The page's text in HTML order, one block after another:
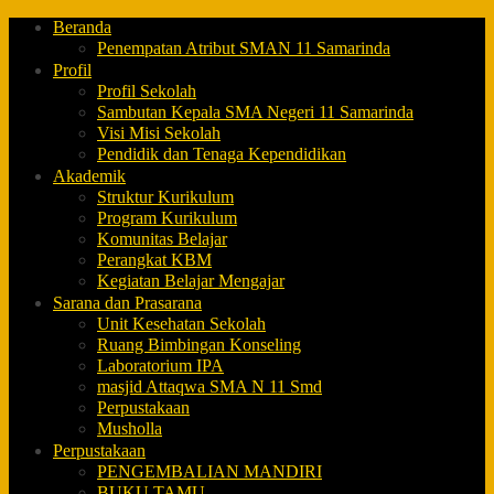
Beranda
Penempatan Atribut SMAN 11 Samarinda
Profil
Profil Sekolah
Sambutan Kepala SMA Negeri 11 Samarinda
Visi Misi Sekolah
Pendidik dan Tenaga Kependidikan
Akademik
Struktur Kurikulum
Program Kurikulum
Komunitas Belajar
Perangkat KBM
Kegiatan Belajar Mengajar
Sarana dan Prasarana
Unit Kesehatan Sekolah
Ruang Bimbingan Konseling
Laboratorium IPA
masjid Attaqwa SMA N 11 Smd
Perpustakaan
Musholla
Perpustakaan
PENGEMBALIAN MANDIRI